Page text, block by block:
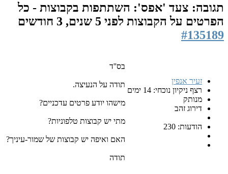
תגובה: צעד 'אפס': השתתפות בקבוצות - כל
הפרטים על הקבוצות לפני 5 שנים, 3 חודשים
#135189
זעיר אנפין
רצף ניקיון נוכחי: 14 ימים
מנותק
דירוג זהב
הודעות: 230
בס''ד
תודה על הנעיצה.
מישהו יודע פרטים עדכניים?
מתי יש קבוצות טלפוניות?
האם ואיפה יש קבוצות של שמור-עיניך?
תודה